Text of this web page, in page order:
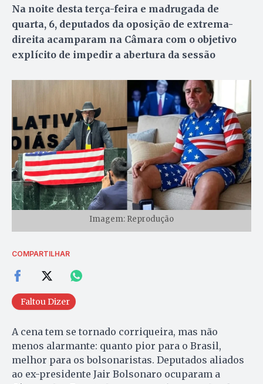
Na noite desta terça-feira e madrugada de
quarta, 6, deputados da oposição de extrema-
direita acamparam na Câmara com o objetivo
explícito de impedir a abertura da sessão
Imagem: Reprodução
COMPARTILHAR
Faltou Dizer
A cena tem se tornado corriqueira, mas não
menos alarmante: quanto pior para o Brasil,
melhor para os bolsonaristas. Deputados aliados
ao ex-presidente Jair Bolsonaro ocuparam a